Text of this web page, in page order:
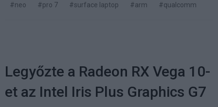
#neo
#pro 7 #surface laptop #arm #qualcomm
Legyőzte a Radeon RX Vega 10-
et az Intel Iris Plus Graphics G7